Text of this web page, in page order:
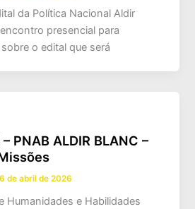
da Política Nacional Aldir
presencial para
o edital que será
PNAB ALDIR BLANC –
6 de abril de 2026
Humanidades e Habilidades